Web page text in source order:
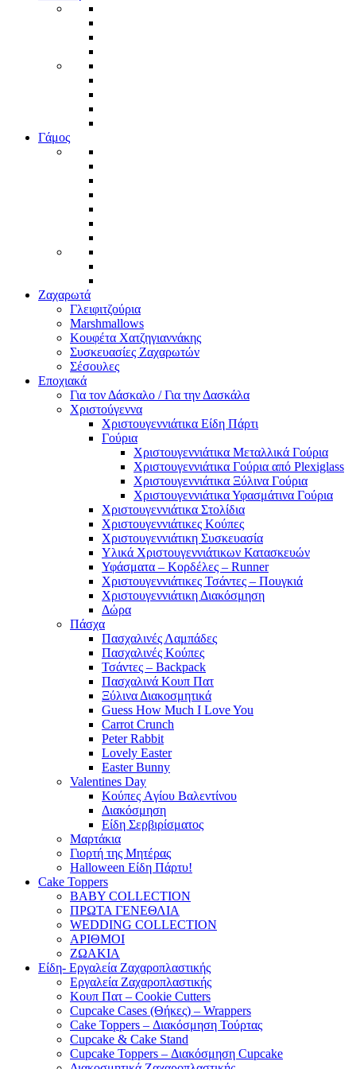
Γάμος
Ζαχαρωτά
Γλειφιτζούρια
Marshmallows
Κουφέτα Χατζηγιαννάκης
Συσκευασίες Ζαχαρωτών
Σέσουλες
Εποχιακά
Για τον Δάσκαλο / Για την Δασκάλα
Χριστούγεννα
Χριστουγεννιάτικα Είδη Πάρτι
Γούρια
Χριστουγεννιάτικα Μεταλλικά Γούρια
Χριστουγεννιάτικα Γούρια από Plexiglass
Χριστουγεννιάτικα Ξύλινα Γούρια
Χριστουγεννιάτικα Υφασμάτινα Γούρια
Χριστουγεννιάτικα Στολίδια
Χριστουγεννιάτικες Κούπες
Χριστουγεννιάτικη Συσκευασία
Υλικά Χριστουγεννιάτικων Κατασκευών
Υφάσματα – Κορδέλες – Runner
Χριστουγεννιάτικες Τσάντες – Πουγκιά
Χριστουγεννιάτικη Διακόσμηση
Δώρα
Πάσχα
Πασχαλινές Λαμπάδες
Πασχαλινές Κούπες
Τσάντες – Backpack
Πασχαλινά Κουπ Πατ
Ξύλινα Διακοσμητικά
Guess How Much I Love You
Carrot Crunch
Peter Rabbit
Lovely Easter
Easter Bunny
Valentines Day
Κούπες Aγίου Βαλεντίνου
Διακόσμηση
Είδη Σερβιρίσματος
Μαρτάκια
Γιορτή της Μητέρας
Halloween Είδη Πάρτυ!
Cake Toppers
BABY COLLECTION
ΠΡΩΤΑ ΓΕΝΕΘΛΙΑ
WEDDING COLLECTION
ΑΡΙΘΜΟΙ
ΖΩΑΚΙΑ
Είδη- Εργαλεία Ζαχαροπλαστικής
Εργαλεία Ζαχαροπλαστικής
Κουπ Πατ – Cookie Cutters
Cupcake Cases (Θήκες) – Wrappers
Cake Toppers – Διακόσμηση Τούρτας
Cupcake & Cake Stand
Cupcake Toppers – Διακόσμηση Cupcake